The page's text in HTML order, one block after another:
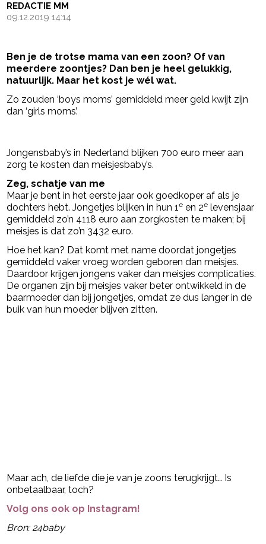
REDACTIE MM
09.12.2019 14:14
Ben je de trotse mama van een zoon? Of van
meerdere zoontjes? Dan ben je heel gelukkig,
natuurlijk. Maar het kost je wél wat.
Zo zouden ‘boys moms’ gemiddeld meer geld kwijt zijn
dan ‘girls moms’.
Jongensbaby’s in Nederland blijken 700 euro meer aan
zorg te kosten dan meisjesbaby’s.
Zeg, schatje van me
Maar je bent in het eerste jaar ook goedkoper af als je
dochters hebt. Jongetjes blijken in hun 1e en 2e levensjaar
gemiddeld zo’n 4118 euro aan zorgkosten te maken; bij
meisjes is dat zo’n 3432 euro.
Hoe het kan? Dat komt met name doordat jongetjes
gemiddeld vaker vroeg worden geboren dan meisjes.
Daardoor krijgen jongens vaker dan meisjes complicaties.
De organen zijn bij meisjes vaker beter ontwikkeld in de
baarmoeder dan bij jongetjes, omdat ze dus langer in de
buik van hun moeder blijven zitten.
Maar ach, de liefde die je van je zoons terugkrijgt… Is
onbetaalbaar, toch?
Volg ons ook op Instagram!
Bron: 24baby